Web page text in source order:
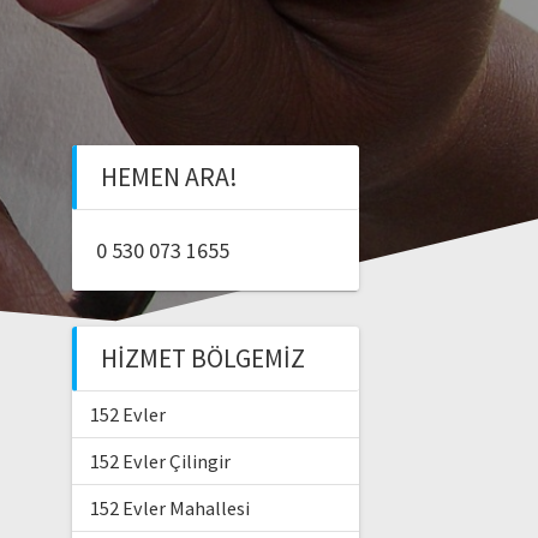
HEMEN ARA!
0 530 073 1655
HIZMET BÖLGEMIZ
152 Evler
152 Evler Çilingir
152 Evler Mahallesi